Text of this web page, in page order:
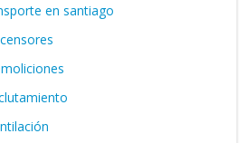
en santiago